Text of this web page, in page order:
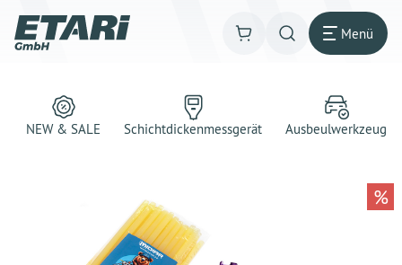
Menü
NEW & SALE Schichtdickenmessgerät Ausbeulwerkzeug
%